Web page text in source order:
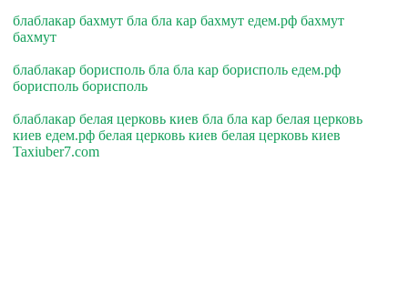
блаблакар бахмут бла бла кар бахмут едем.рф бахмут
бахмут
блаблакар борисполь бла бла кар борисполь едем.рф
борисполь борисполь
блаблакар белая церковь киев бла бла кар белая церковь
киев едем.рф белая церковь киев белая церковь киев
Taxiuber7.com